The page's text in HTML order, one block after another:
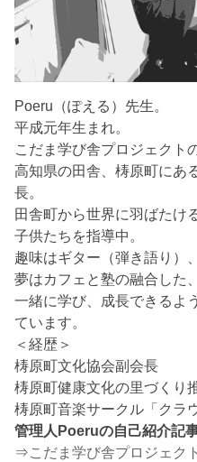
Poeru（ぽえる）先生。
平成元年生まれ。
こだま学び舎プロジェクト
高知県の田舎、梼原町にあ
長。
田舎町から世界に羽ばたけ
子供たちを指導中。
趣味はギター（弾き語り）
夢はカフェと塾の融合した
一緒に学び、成長できるよ
ています。
＜経歴＞
梼原町文化協会副会長
梼原町健康文化の里づくり
梼原町音楽サークル「クラ
管理人Poeruの自己紹介記
⇒ こだま学び舎プロジェク